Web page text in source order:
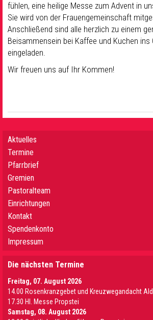
Gemeinschaft & Soziales
Musik& Kultur
Seelsorge & Kontakt
fühlen, eine heilige Messe zum Advent in
Sie wird von der Frauengemeinschaft
Anschließend sind alle herzlich zu einem
Beisammensein bei Kaffee und Kuchen ins
eingeladen.
Wir freuen uns auf Ihr Kommen!
Aktuelles
Termine
Pfarrbrief
Gremien
Pastoralteam
Einrichtungen
Kontakt
Spendenkonto
Impressum
Die nächsten Termine
Freitag, 07. August 2026
14.00 Rosenkranzgebet und Kreuzwegandacht
17.30 Hl. Messe Propstei
Samstag, 08. August 2026